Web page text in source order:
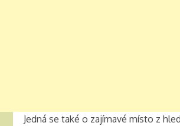
Jedná se také o zajímavé místo z